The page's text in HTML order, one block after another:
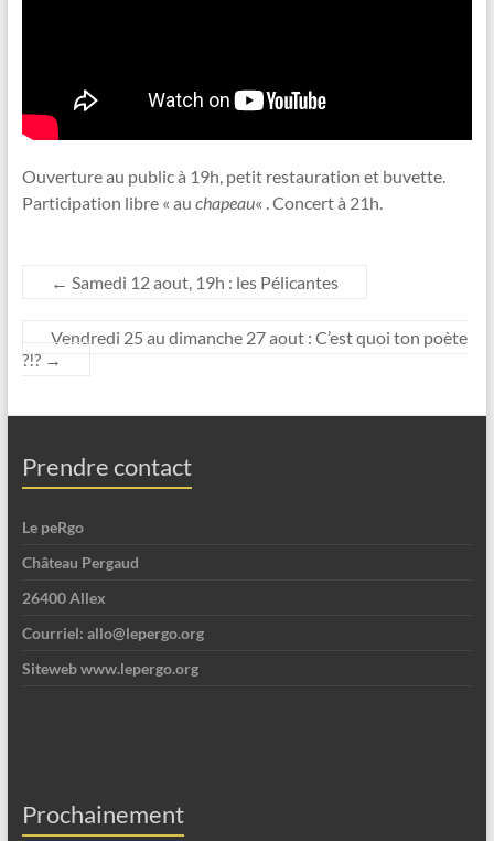
Ouverture au public à 19h, petit restauration et buvette.
Participation libre « au chapeau« . Concert à 21h.
← Samedi 12 aout, 19h : les Pélicantes
Vendredi 25 au dimanche 27 aout : C’est quoi ton poète
?!? →
Prendre contact
Le peRgo
Château Pergaud
26400 Allex
Courriel: allo@lepergo.org
Siteweb www.lepergo.org
Prochainement